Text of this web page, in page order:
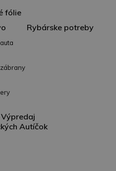
fólie
Rybárske potreby
Výpredaj
Autíčok